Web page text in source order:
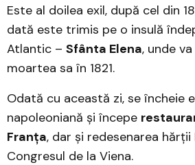
Este al doilea exil, după cel din
dată este trimis pe o insulă
Atlantic – Sfânta Elena, unde
moartea sa în 1821.
Odată cu această zi, se încheie
napoleoniană și începe
Franța, dar și redesenarea hărții
Congresul de la Viena.